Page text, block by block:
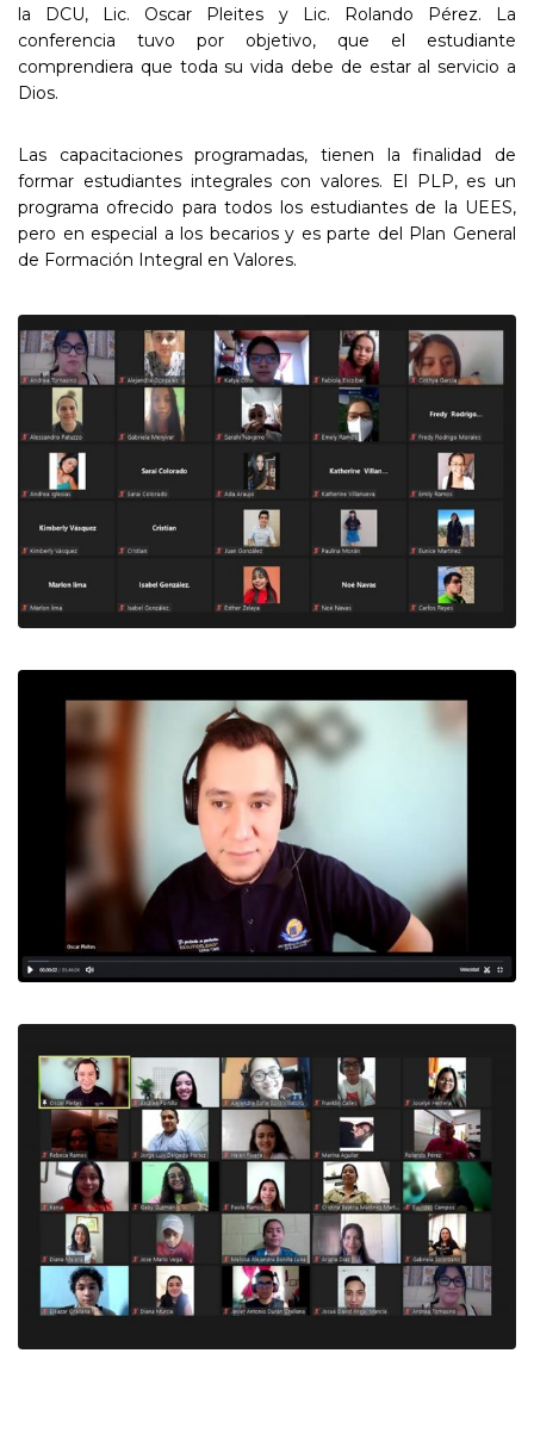
la DCU, Lic. Oscar Pleites y Lic. Rolando Pérez. La
conferencia tuvo por objetivo, que el estudiante
comprendiera que toda su vida debe de estar al servicio a
Dios.
Las capacitaciones programadas, tienen la finalidad de
formar estudiantes integrales con valores. El PLP, es un
programa ofrecido para todos los estudiantes de la UEES,
pero en especial a los becarios y es parte del Plan General
de Formación Integral en Valores.